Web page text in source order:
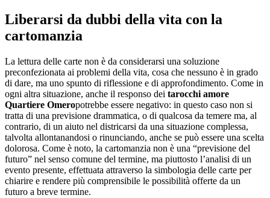
Liberarsi da dubbi della vita con la
cartomanzia
La lettura delle carte non è da considerarsi una soluzione
preconfezionata ai problemi della vita, cosa che nessuno è in grado
di dare, ma uno spunto di riflessione e di approfondimento. Come in
ogni altra situazione, anche il responso dei tarocchi amore
Quartiere Omeropotrebbe essere negativo: in questo caso non si
tratta di una previsione drammatica, o di qualcosa da temere ma, al
contrario, di un aiuto nel districarsi da una situazione complessa,
talvolta allontanandosi o rinunciando, anche se può essere una scelta
dolorosa. Come è noto, la cartomanzia non è una “previsione del
futuro” nel senso comune del termine, ma piuttosto l’analisi di un
evento presente, effettuata attraverso la simbologia delle carte per
chiarire e rendere più comprensibile le possibilità offerte da un
futuro a breve termine.